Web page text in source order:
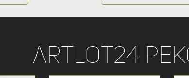
ArtLot24